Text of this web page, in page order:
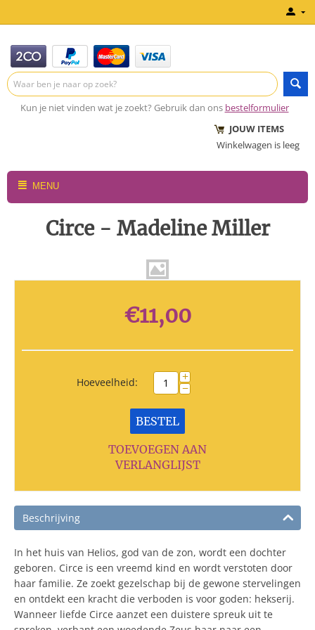
Kun je niet vinden wat je zoekt? Gebruik dan ons bestelformulier
JOUW ITEMS
Winkelwagen is leeg
MENU
Circe - Madeline Miller
€11,00
Hoeveelheid: +
−
BESTEL
TOEVOEGEN AAN
VERLANGLIJST
Beschrijving
In het huis van Helios, god van de zon, wordt een dochter
geboren. Circe is een vreemd kind en wordt verstoten door
haar familie. Ze zoekt gezelschap bij de gewone stervelingen
en ontdekt een kracht die verboden is voor goden: hekserij.
Wanneer liefde Circe aanzet een duistere spreuk uit te